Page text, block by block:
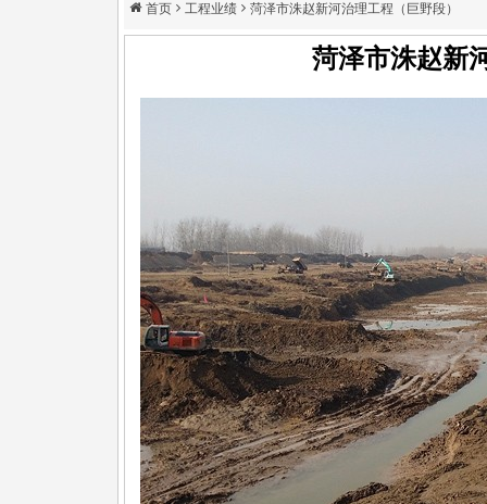
首页 工程业绩 菏泽市洙赵新河治理工程（巨野段）
菏泽市洙赵新